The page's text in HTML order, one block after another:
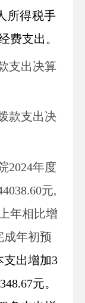
所得税手
费支出。
支出决算
款支出决
2024年度
0元,
年相比增
成年初预
支出增加3
元。